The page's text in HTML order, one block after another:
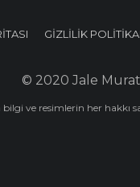
GİZLİLİK
© 2020 Jale
ve resimlerin her hakkı